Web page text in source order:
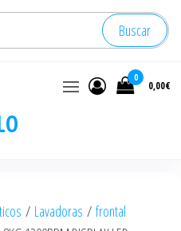
Buscar
0
0,00€
/ Lavadoras / frontal